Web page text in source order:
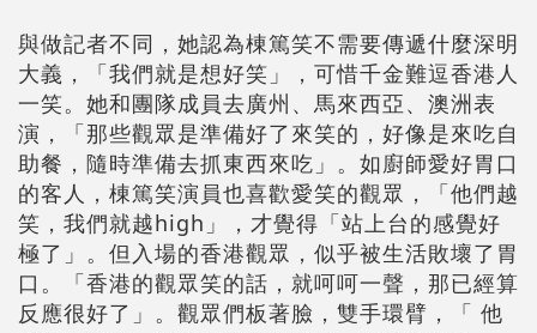
與做記者不同，她認為棟篤笑不需要傳遞什麼深明
大義，「我們就是想好笑」，可惜千金難逗香港人
一笑。她和團隊成員去廣州、馬來西亞、澳洲表
演，「那些觀眾是準備好了來笑的，好像是來吃自
助餐，隨時準備去抓東西來吃」。如廚師愛好胃口
的客人，棟篤笑演員也喜歡愛笑的觀眾，「他們越
笑，我們就越high」，才覺得「站上台的感覺好
極了」。但入場的香港觀眾，似乎被生活敗壞了胃
口。「香港的觀眾笑的話，就呵呵一聲，那已經算
反應很好了」。觀眾們板著臉，雙手環臂，「 他